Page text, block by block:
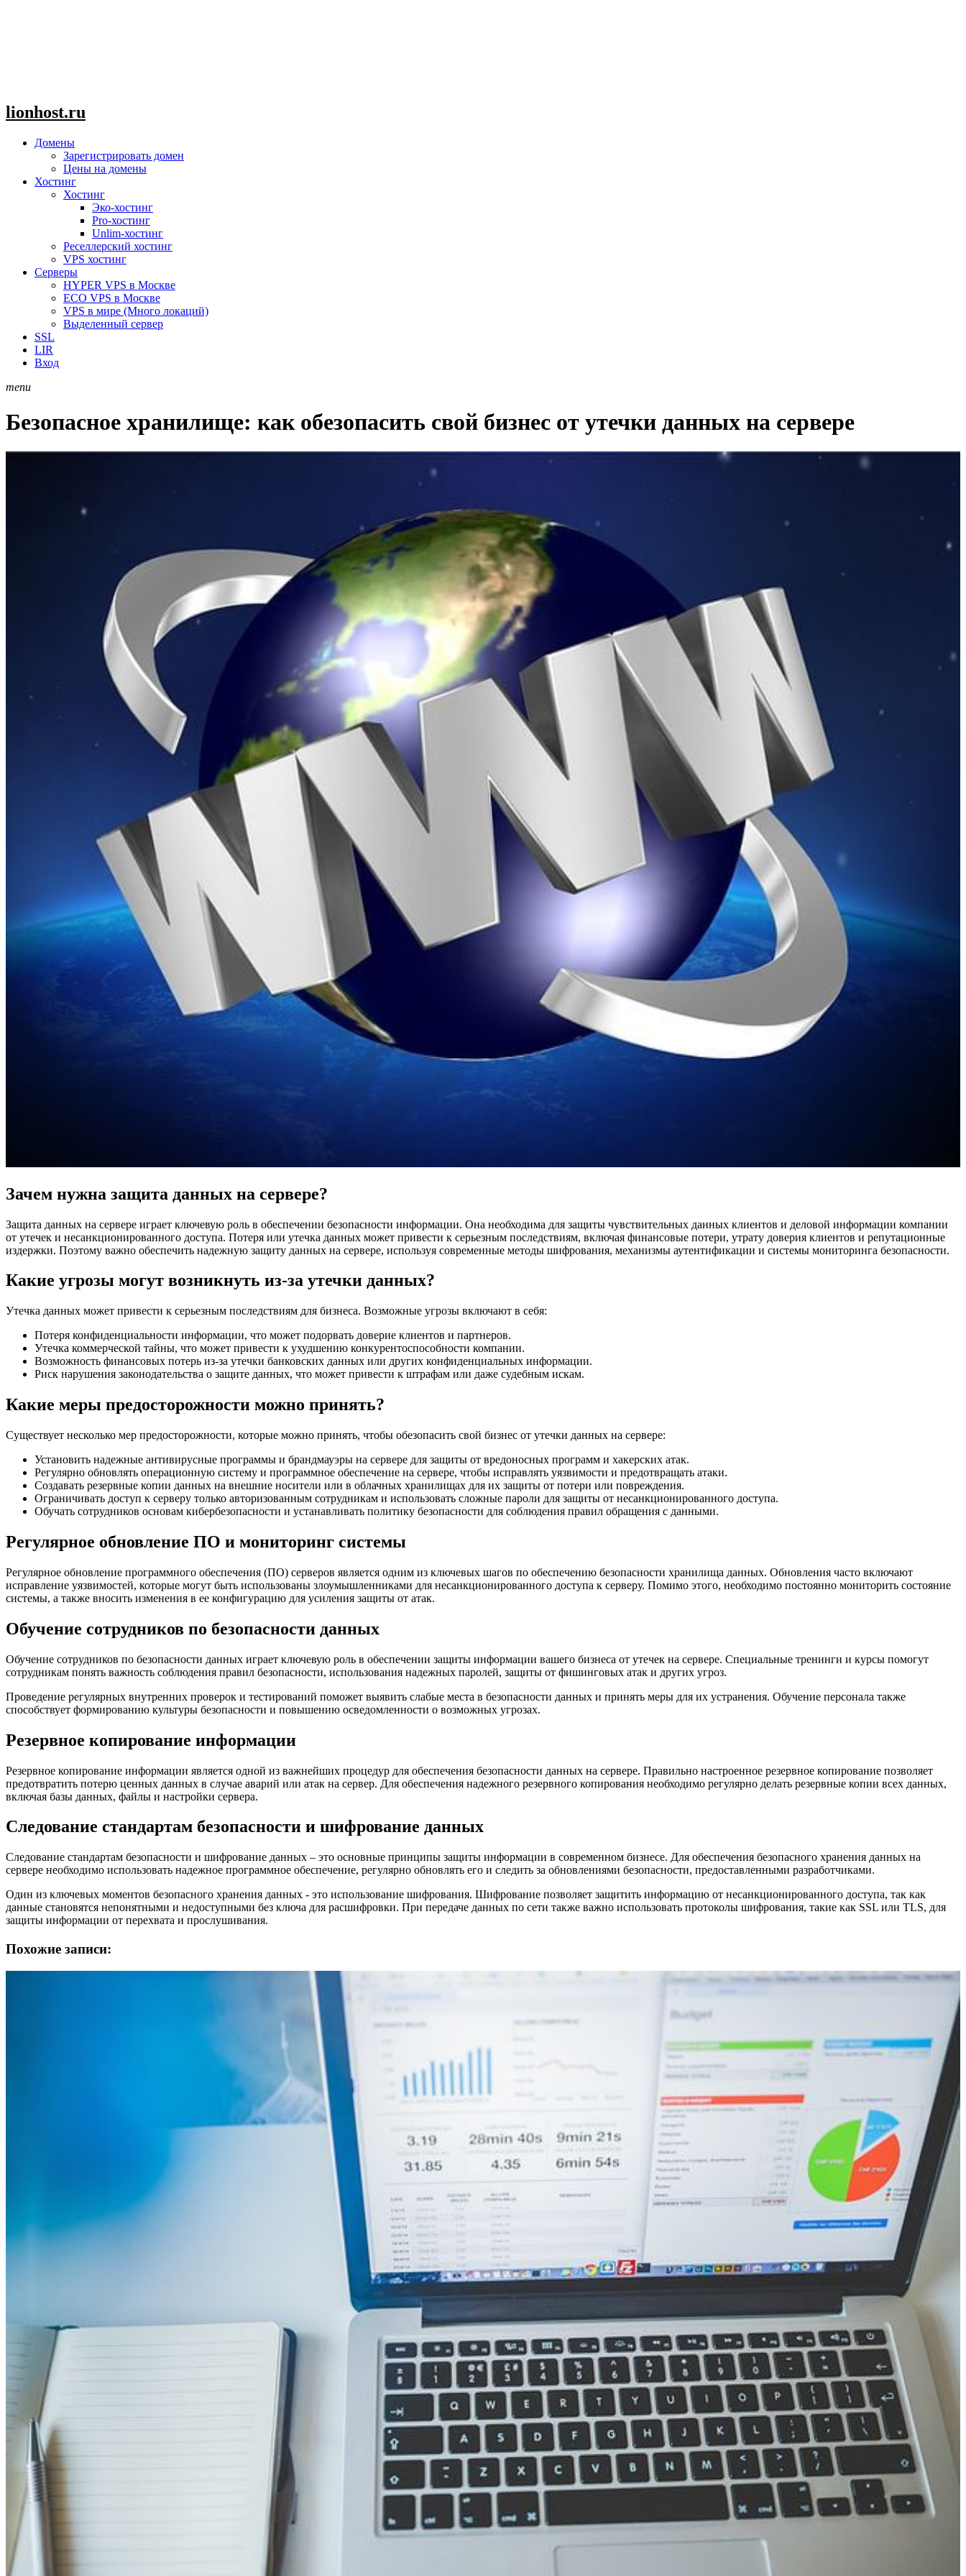
lionhost.ru
Домены
Зарегистрировать домен
Цены на домены
Хостинг
Хостинг
Эко-хостинг
Pro-хостинг
Unlim-хостинг
Реселлерский хостинг
VPS хостинг
Серверы
HYPER VPS в Москве
ECO VPS в Москве
VPS в мире (Много локаций)
Выделенный сервер
SSL
LIR
Вход
menu
Безопасное хранилище: как обезопасить свой бизнес от утечки данных на сервере
Зачем нужна защита данных на сервере?
Защита данных на сервере играет ключевую роль в обеспечении безопасности информации. Она необходима для защиты чувствительных данных клиентов и деловой информации компании
от утечек и несанкционированного доступа. Потеря или утечка данных может привести к серьезным последствиям, включая финансовые потери, утрату доверия клиентов и репутационные
издержки. Поэтому важно обеспечить надежную защиту данных на сервере, используя современные методы шифрования, механизмы аутентификации и системы мониторинга безопасности.
Какие угрозы могут возникнуть из-за утечки данных?
Утечка данных может привести к серьезным последствиям для бизнеса. Возможные угрозы включают в себя:
Потеря конфиденциальности информации, что может подорвать доверие клиентов и партнеров.
Утечка коммерческой тайны, что может привести к ухудшению конкурентоспособности компании.
Возможность финансовых потерь из-за утечки банковских данных или других конфиденциальных информации.
Риск нарушения законодательства о защите данных, что может привести к штрафам или даже судебным искам.
Какие меры предосторожности можно принять?
Существует несколько мер предосторожности, которые можно принять, чтобы обезопасить свой бизнес от утечки данных на сервере:
Установить надежные антивирусные программы и брандмауэры на сервере для защиты от вредоносных программ и хакерских атак.
Регулярно обновлять операционную систему и программное обеспечение на сервере, чтобы исправлять уязвимости и предотвращать атаки.
Создавать резервные копии данных на внешние носители или в облачных хранилищах для их защиты от потери или повреждения.
Ограничивать доступ к серверу только авторизованным сотрудникам и использовать сложные пароли для защиты от несанкционированного доступа.
Обучать сотрудников основам кибербезопасности и устанавливать политику безопасности для соблюдения правил обращения с данными.
Регулярное обновление ПО и мониторинг системы
Регулярное обновление программного обеспечения (ПО) серверов является одним из ключевых шагов по обеспечению безопасности хранилища данных. Обновления часто включают
исправление уязвимостей, которые могут быть использованы злоумышленниками для несанкционированного доступа к серверу. Помимо этого, необходимо постоянно мониторить состояние
системы, а также вносить изменения в ее конфигурацию для усиления защиты от атак.
Обучение сотрудников по безопасности данных
Обучение сотрудников по безопасности данных играет ключевую роль в обеспечении защиты информации вашего бизнеса от утечек на сервере. Специальные тренинги и курсы помогут
сотрудникам понять важность соблюдения правил безопасности, использования надежных паролей, защиты от фишинговых атак и других угроз.
Проведение регулярных внутренних проверок и тестирований поможет выявить слабые места в безопасности данных и принять меры для их устранения. Обучение персонала также
способствует формированию культуры безопасности и повышению осведомленности о возможных угрозах.
Резервное копирование информации
Резервное копирование информации является одной из важнейших процедур для обеспечения безопасности данных на сервере. Правильно настроенное резервное копирование позволяет
предотвратить потерю ценных данных в случае аварий или атак на сервер. Для обеспечения надежного резервного копирования необходимо регулярно делать резервные копии всех данных,
включая базы данных, файлы и настройки сервера.
Следование стандартам безопасности и шифрование данных
Следование стандартам безопасности и шифрование данных – это основные принципы защиты информации в современном бизнесе. Для обеспечения безопасного хранения данных на
сервере необходимо использовать надежное программное обеспечение, регулярно обновлять его и следить за обновлениями безопасности, предоставленными разработчиками.
Один из ключевых моментов безопасного хранения данных - это использование шифрования. Шифрование позволяет защитить информацию от несанкционированного доступа, так как
данные становятся непонятными и недоступными без ключа для расшифровки. При передаче данных по сети также важно использовать протоколы шифрования, такие как SSL или TLS, для
защиты информации от перехвата и прослушивания.
Похожие записи: